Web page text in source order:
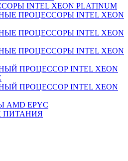
INTEL XEON PLATINUM
ПРОЦЕССОРЫ INTEL XEON
ПРОЦЕССОРЫ INTEL XEON
ПРОЦЕССОРЫ INTEL XEON
ПРОЦЕССОР INTEL XEON
ПРОЦЕССОР INTEL XEON
EPYC
ПИТАНИЯ